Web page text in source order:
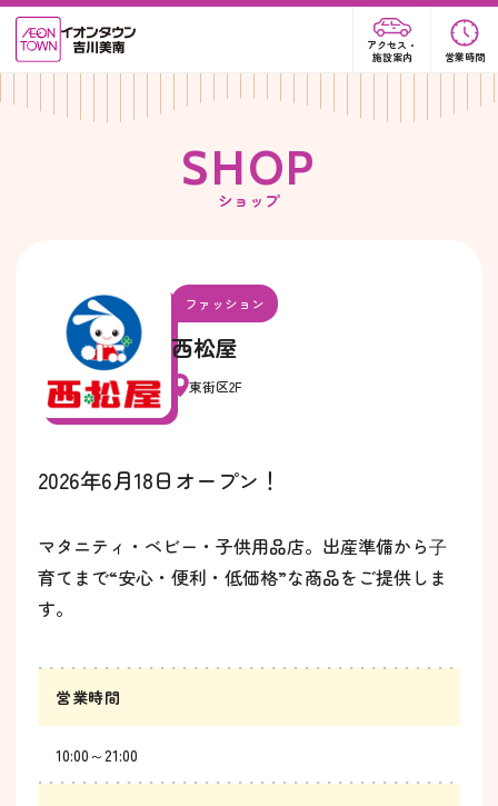
アクセス・
施設案内
営業時間
SHOP
ショップ
ファッション
西松屋
東街区2F
2026年6月18日オープン！
マタニティ・ベビー・子供用品店。出産準備から⼦
育てまで“安心・便利・低価格”な商品をご提供しま
す。
営業時間
10:00～21:00